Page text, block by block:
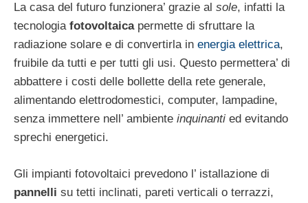
La casa del futuro funzionera’ grazie al sole, infatti la
tecnologia fotovoltaicapermette di sfruttare la
radiazione solare e di convertirla in energia elettrica,
fruibile da tutti e per tutti gli usi. Questo permettera’ di
abbattere i costi delle bollette della rete generale,
alimentando elettrodomestici, computer, lampadine,
senza immettere nell’ ambiente inquinanti ed evitando
sprechi energetici.
Gli impianti fotovoltaici prevedono l’ istallazione di
pannelli su tetti inclinati, pareti verticali o terrazzi,